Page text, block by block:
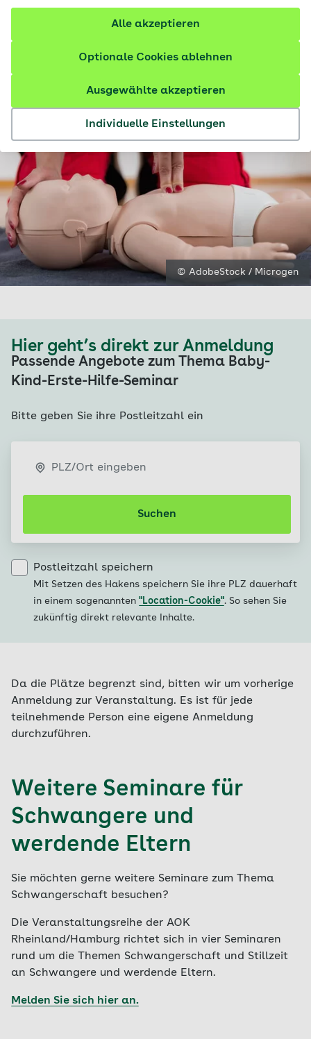
Individuelle Einstellungen
Ausgewählte akzeptieren
Optionale Cookies ablehnen
Alle akzeptieren
generell bei einem Notfall mit Babys und
Kindern handeln sollten. Individuelle Tipps
für den Alltag runden das Angebot ab.
© AdobeStock / Microgen
Hier geht’s direkt zur Anmeldung
Passende Angebote zum Thema Baby-
Kind-Erste-Hilfe-Seminar
Bitte geben Sie ihre Postleitzahl ein
Suchen
Postleitzahl speichern
Mit Setzen des Hakens speichern Sie ihre PLZ dauerhaft
in einem sogenannten "Location-Cookie". So sehen Sie
zukünftig direkt relevante Inhalte.
Da die Plätze begrenzt sind, bitten wir um vorherige
Anmeldung zur Veranstaltung. Es ist für jede
teilnehmende Person eine eigene Anmeldung
durchzuführen.
Weitere Seminare für
Schwangere und
werdende Eltern
Sie möchten gerne weitere Seminare zum Thema
Schwangerschaft besuchen?
Die Veranstaltungsreihe der AOK
Rheinland/Hamburg richtet sich in vier Seminaren
rund um die Themen Schwangerschaft und Stillzeit
an Schwangere und werdende Eltern.
Melden Sie sich hier an.